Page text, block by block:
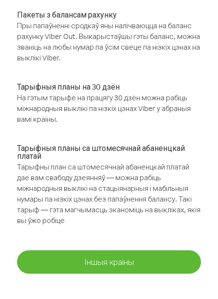
Пакеты з балансам рахунку
Пры папаўненні сродкаў яны налічваюцца на баланс
рахунку Viber Out. Выкарыстаўшы гэты баланс, можна
званіць на любы нумар па ўсім свеце па нізкіх цэнах на
выклікі Viber.
Тарыфныя планы на 30 дзён
На гэтым тарыфе на працягу 30 дзён можна рабіць
міжнародныя выклікі па нізкіх цэнах Viber у абраныя
вамі краіны.
Тарыфныя планы са штомесячнай абаненцкай
платай
Тарыфны план са штомесячнай абаненцкай платай
дае вам свабоду дзеянняў — можна рабіць
міжнародныя выклікі на стацыянарныя і мабільныя
нумары па нізкіх цэнах без папаўнення балансу. Такі
тарыф — гэта магчымасць эканоміць на выкліках, якія
вы ўжо робіце
Іншыя краіны